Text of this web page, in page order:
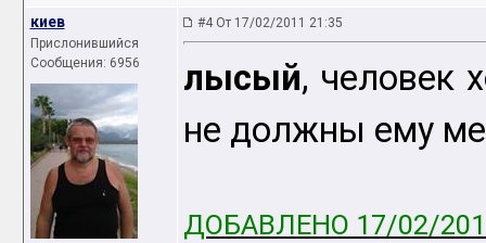
киев
Прислонившийся
Сообщения: 6956
#4 От 17/02/2011 21:35
лысый, человек
не должны ему
ДОБАВЛЕНО 17/02/